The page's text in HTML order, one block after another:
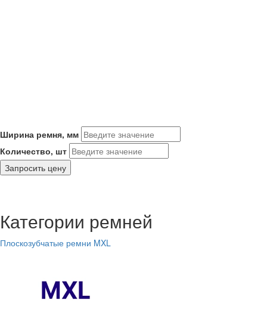
Ширина ремня, мм
Количество, шт
Запросить цену
Категории ремней
Плоскозубчатые ремни MXL